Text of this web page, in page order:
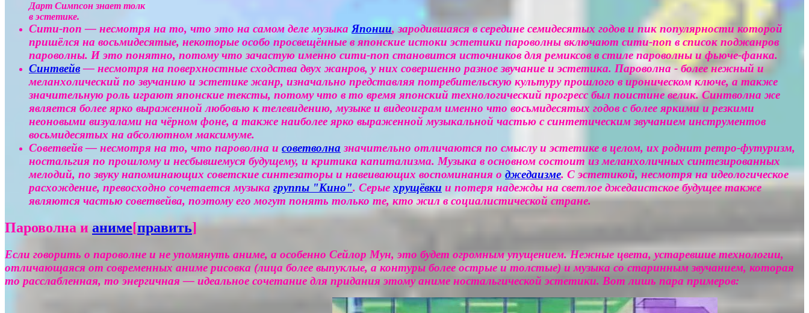
Дарт Симпсон знает толк
в эстетике.
Сити-поп — несмотря на то, что это на самом деле музыкаЯпонии, зародившаяся в середине семидесятых годов и пик популярности которой
пришёлся на восьмидесятые, некоторые особо просвещённые в японские истоки эстетики пароволны включают сити-поп в список поджанров
пароволны. И это понятно, потому что зачастую именно сити-поп становится источников для ремиксов в стиле пароволны и фьюче-фанка.
Синтвейв— несмотря на поверхностные сходства двух жанров, у них совершенно разное звучание и эстетика. Пароволна - более нежный и
меланхолический по звучанию и эстетике жанр, изначально представляя потребительскую культуру прошлого в ироническом ключе, а также
значительную роль играют японские тексты, потому что в то время японский технологический прогресс был поистине велик. Синтволна же
является более ярко выраженной любовью к телевидению, музыке и видеоиграм именно что восьмидесятых годов с более яркими и резкими
неоновыми визуалами на чёрном фоне, а также наиболее ярко выраженной музыкальной частью с синтетическим звучанием инструментов
восьмидесятых на абсолютном максимуме.
Советвейв — несмотря на то, что пароволна и советволна значительно отличаются по смыслу и эстетике в целом, их роднит ретро-футуризм,
ностальгия по прошлому и несбывшемуся будущему, и критика капитализма. Музыка в основном состоит из меланхоличных синтезированных
мелодий, по звуку напоминающих советские синтезаторы и навеивающих воспоминания о джедаизме. С эстетикой, несмотря на идеологическое
расхождение, превосходно сочетается музыка группы "Кино". Серыехрущёвки и потеря надежды на светлое джедаистское будущее также
являются частью советвейва, поэтому его могут понять только те, кто жил в социалистической стране.
Пароволна ианиме[править]
Если говорить о пароволне и не упомянуть аниме, а особенно Сейлор Мун, это будет огромным упущением. Нежные цвета, устаревшие технологии,
отличающаяся от современных аниме рисовка (лица более выпуклые, а контуры более острые и толстые) и музыка со старинным звучанием, которая
то расслабленная, то энергичная — идеальное сочетание для придания этому аниме ностальгической эстетики. Вот лишь пара примеров: